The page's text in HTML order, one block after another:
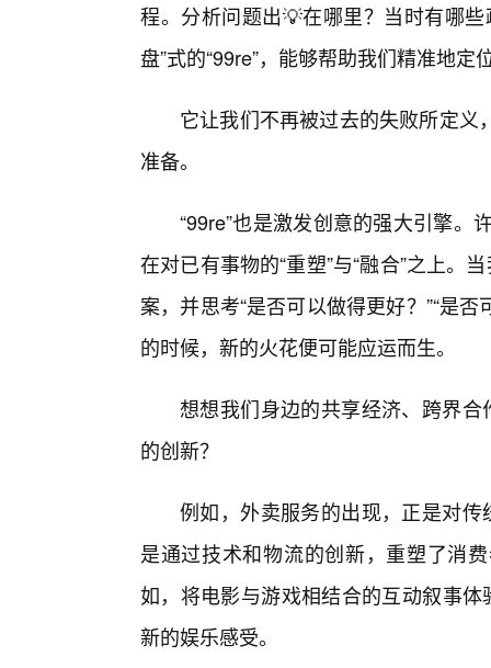
程。分析问题出💡在哪里？当时有哪
盘”式的“99re”，能够帮助我们精准地
它让我们不再被过去的失败所定
准备。
“99re”也是激发创意的强大引擎
在对已有事物的“重塑”与“融合”之上。
案，并思考“是否可以做得更好？”“是
的时候，新的火花便可能应运而生。
想想我们身边的共享经济、跨界合
的创新？
例如，外卖服务的出现，正是对传
是通过技术和物流的创新，重塑了消
如，将电影与游戏相结合的互动叙事
新的娱乐感受。